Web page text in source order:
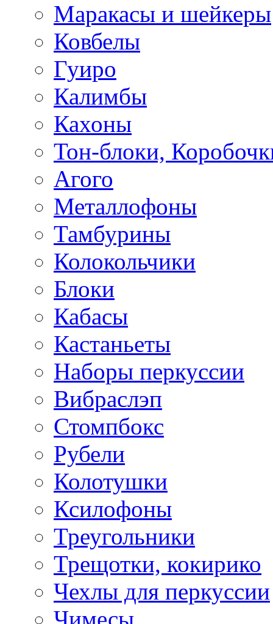
Маракасы и шейкеры
Ковбелы
Гуиро
Калимбы
Кахоны
Тон-блоки,
Агого
Металлофоны
Тамбурины
Колокольчики
Блоки
Кабасы
Кастаньеты
Наборы перкуссии
Вибраслэп
Стомпбокс
Рубели
Колотушки
Ксилофоны
Треугольники
Трещотки, кокирико
Чехлы для перкуссии